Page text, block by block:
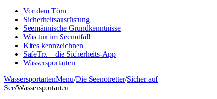
Vor dem Törn
Sicherheitsausrüstung
Seemännische Grundkenntnisse
Was tun im Seenotfall
Kites kennzeichnen
SafeTrx – die Sicherheits-App
Wassersportarten
WassersportartenMenu/Die Seenotretter/Sicher auf
See/Wassersportarten